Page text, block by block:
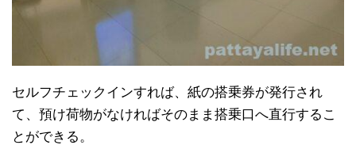
セルフチェックインすれば、紙の搭乗券が発行され
て、預け荷物がなければそのまま搭乗口へ直行するこ
とができる。